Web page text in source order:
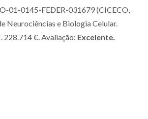
01-0145-FEDER-031679 (CICECO,
Neurociências e Biologia Celular.
228.714 €. Avaliação: Excelente.